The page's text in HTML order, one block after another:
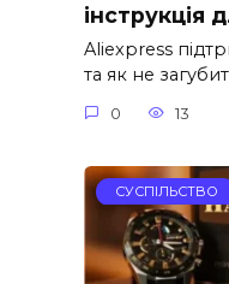
інструкція
Aliexpress
та як не
0 13
СУСПІЛЬСТВО